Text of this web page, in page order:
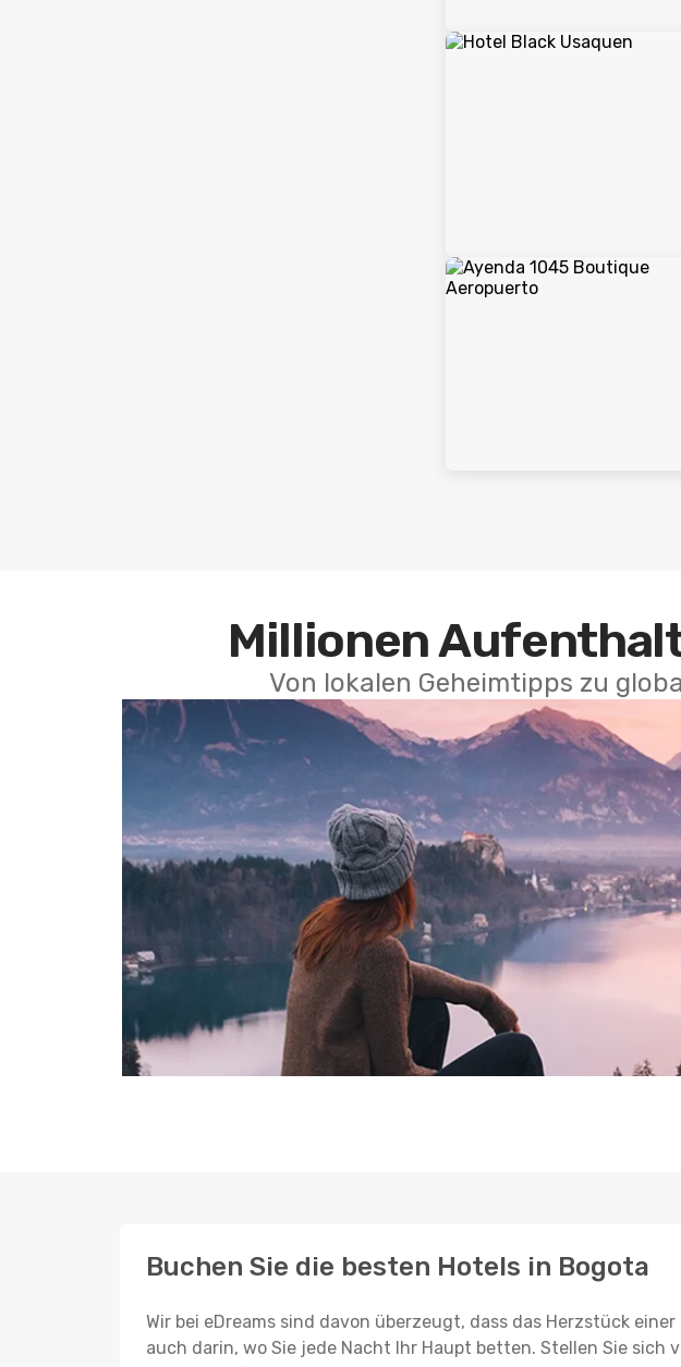
Millionen
Von lokalen Geheimtipps zu
Buchen Sie die besten Hotels in Bogota
Wir bei eDreams sind davon überzeugt, dass das Herzstück
auch darin, wo Sie jede Nacht Ihr Haupt betten. Stellen Sie